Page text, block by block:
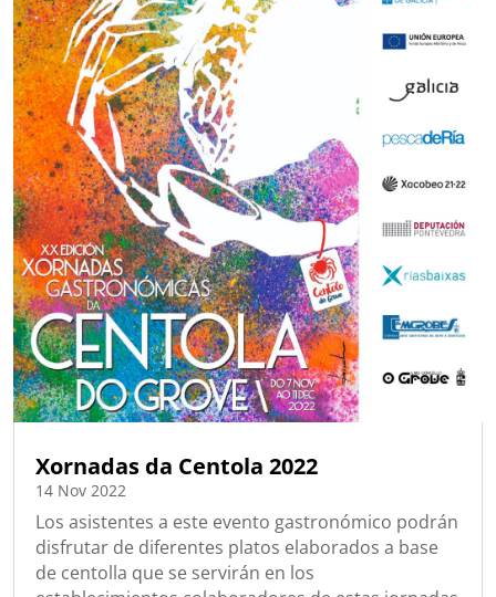
Xornadas da Centola 2022
14 Nov 2022
Los asistentes a este evento gastronómico podrán
disfrutar de diferentes platos elaborados a base
de centolla que se servirán en los